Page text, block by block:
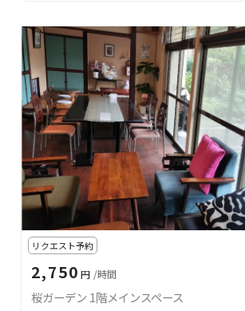
リクエスト予約
2,750 円 /時間
桜ガーデン 1階メインスペース